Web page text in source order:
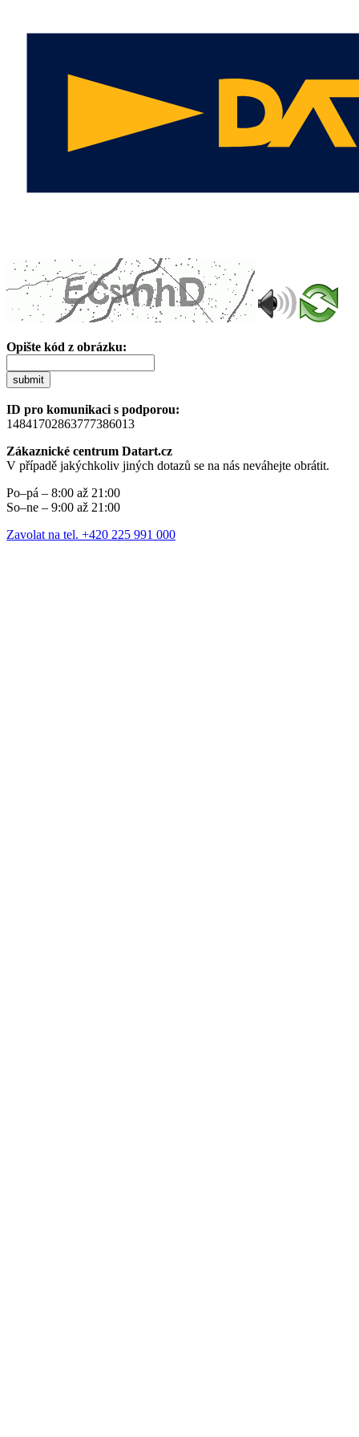
Opište kód z obrázku:
submit
ID pro komunikaci s podporou:
14841702863777386013
Zákaznické centrum Datart.cz
V případě jakýchkoliv jiných dotazů se na nás neváhejte obrátit.
Po–pá – 8:00 až 21:00
So–ne – 9:00 až 21:00
Zavolat na tel. +420 225 991 000